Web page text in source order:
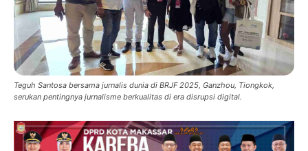
Teguh Santosa bersama jurnalis dunia di BRJF 2025, Ganzhou, Tiongkok,
serukan pentingnya jurnalisme berkualitas di era disrupsi digital.